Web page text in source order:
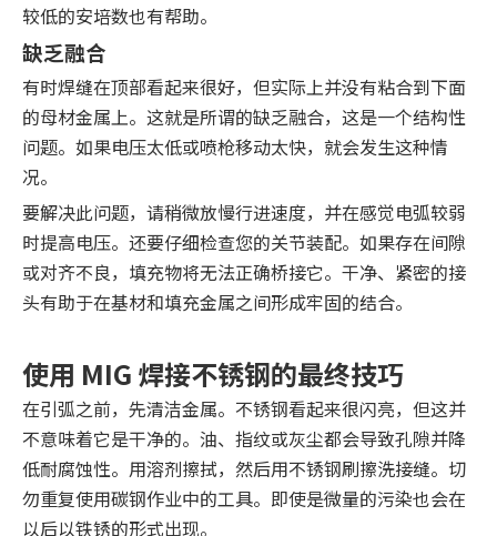
较低的安培数也有帮助。
缺乏融合
有时焊缝在顶部看起来很好，但实际上并没有粘合到下面
的母材金属上。这就是所谓的缺乏融合，这是一个结构性
问题。如果电压太低或喷枪移动太快，就会发生这种情
况。
要解决此问题，请稍微放慢行进速度，并在感觉电弧较弱
时提高电压。还要仔细检查您的关节装配。如果存在间隙
或对齐不良，填充物将无法正确桥接它。干净、紧密的接
头有助于在基材和填充金属之间形成牢固的结合。
使用 MIG 焊接不锈钢的最终技巧
在引弧之前，先清洁金属。不锈钢看起来很闪亮，但这并
不意味着它是干净的。油、指纹或灰尘都会导致孔隙并降
低耐腐蚀性。用溶剂擦拭，然后用不锈钢刷擦洗接缝。切
勿重复使用碳钢作业中的工具。即使是微量的污染也会在
以后以铁锈的形式出现。